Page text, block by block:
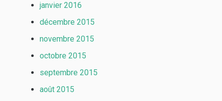
janvier 2016
décembre 2015
novembre 2015
octobre 2015
septembre 2015
août 2015